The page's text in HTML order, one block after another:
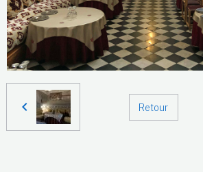
Retour